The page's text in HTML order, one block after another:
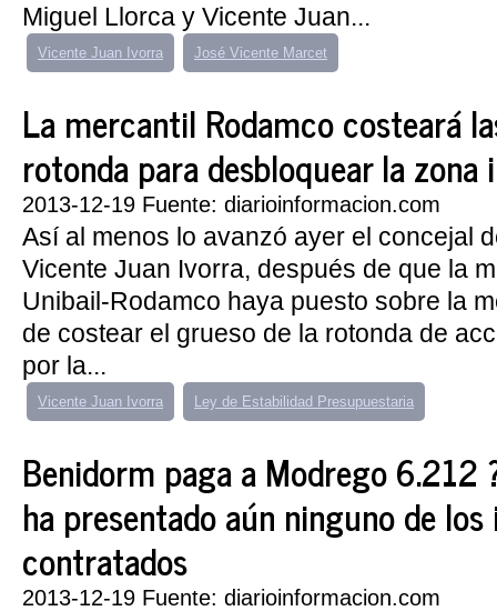
Miguel Llorca y Vicente Juan...
Vicente Juan Ivorra José Vicente Marcet
La mercantil Rodamco costeará
rotonda para desbloquear la
2013-12-19 Fuente: diarioinformacion.com
Así al menos lo avanzó ayer el concejal
Vicente Juan Ivorra, después de que la
Unibail-Rodamco haya puesto sobre la
de costear el grueso de la rotonda de
por la...
Vicente Juan Ivorra Ley de Estabilidad Presupuestaria
Benidorm paga a Modrego 6.212
ha presentado aún ninguno de
contratados
2013-12-19 Fuente: diarioinformacion.com